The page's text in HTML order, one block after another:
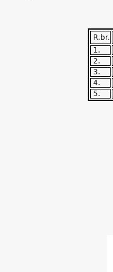
R.br.
1.
2.
3.
4.
5.